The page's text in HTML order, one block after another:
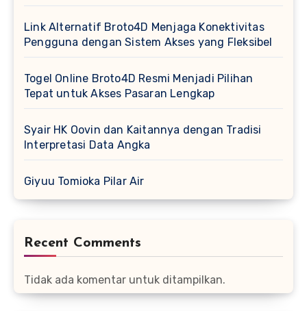
Link Alternatif Broto4D Menjaga Konektivitas
Pengguna dengan Sistem Akses yang Fleksibel
Togel Online Broto4D Resmi Menjadi Pilihan
Tepat untuk Akses Pasaran Lengkap
Syair HK Oovin dan Kaitannya dengan Tradisi
Interpretasi Data Angka
Giyuu Tomioka Pilar Air
Recent Comments
Tidak ada komentar untuk ditampilkan.